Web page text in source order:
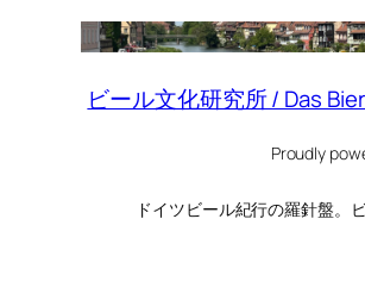
ビール文化研究所 / Das
Proudly
ドイツビール紀行の羅針盤。